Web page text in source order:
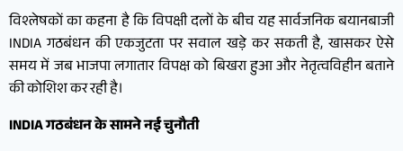
विश्लेषकों का कहना है कि विपक्षी दलों के बीच यह सार्वजनिक बयानबाजी
INDIA गठबंधन की एकजुटता पर सवाल खड़े कर सकती है, खासकर ऐसे
समय में जब भाजपा लगातार विपक्ष को बिखरा हुआ और नेतृत्वविहीन बताने
की कोशिश कर रही है।
INDIA गठबंधन के सामने नई चुनौती